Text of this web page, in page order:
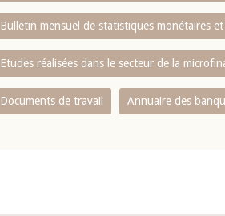
Bulletin mensuel de statistiques monétaires
Etudes réalisées dans le secteur de la
Documents de travail Annuaire des